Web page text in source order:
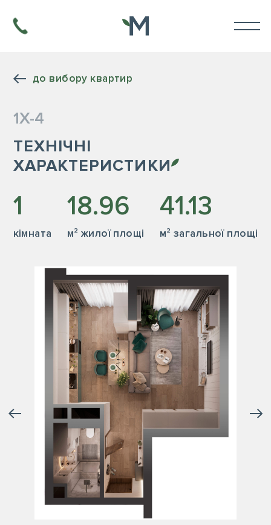
до вибору квартир
1Х-4
ТЕХНІЧНІ
ХАРАКТЕРИСТИКИ
1
кiмната
18.96
м² жилої площі
41.13
м² загальної площі